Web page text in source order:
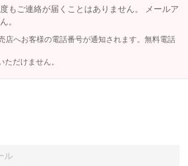
もご連絡が届くことはありません。 メールア
。
店へお客様の電話番号が通知されます。無料電話
だけません。
ル